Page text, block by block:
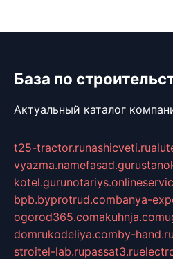
База по
Актуальный каталог
t25-tractor.runashicveti.ru
vyazma.namefasad.guru
kotel.gurunotariys.online
bpb.byprotrud.combanya-
ogorod365.comakuhnja.com
domrukodeliya.comby-hand.ru
stroitel-lab.rupassat3.ru